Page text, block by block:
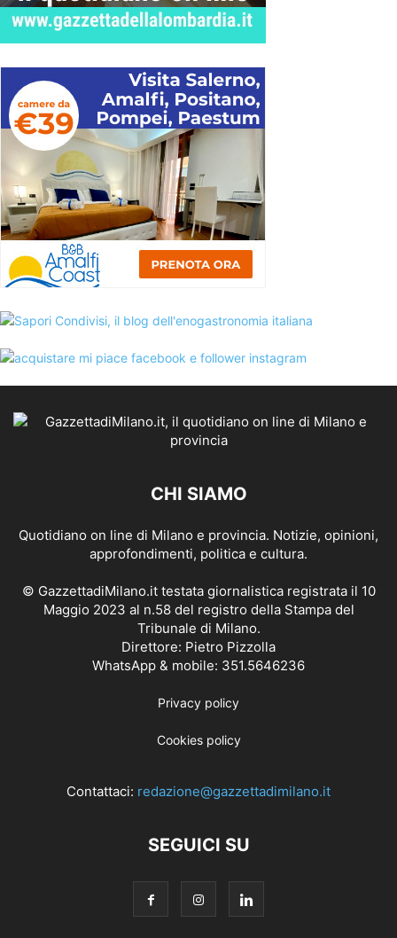
CHI SIAMO
Quotidiano on line di Milano e provincia. Notizie, opinioni,
approfondimenti, politica e cultura.
© GazzettadiMilano.it testata giornalistica registrata il 10
Maggio 2023 al n.58 del registro della Stampa del
Tribunale di Milano.
Direttore: Pietro Pizzolla
WhatsApp & mobile: 351.5646236
Privacy policy
Cookies policy
Contattaci: redazione@gazzettadimilano.it
SEGUICI SU